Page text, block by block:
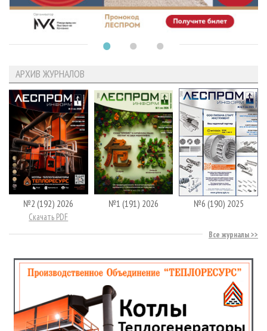
АРХИВ ЖУРНАЛОВ
№2 (192) 2026
Скачать PDF
№1 (191) 2026 №6 (190) 2025
Все журналы